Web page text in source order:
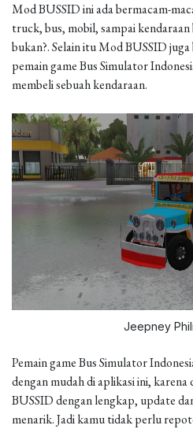
Mod BUSSID ini ada bermacam-
truck, bus, mobil, sampai
bukan?. Selain itu Mod BUSSID
pemain game Bus Simulator
membeli sebuah kendaraan.
Jeepney
Pemain game Bus Simulator
dengan mudah di aplikasi ini,
BUSSID dengan lengkap, update
menarik. Jadi kamu tidak perlu